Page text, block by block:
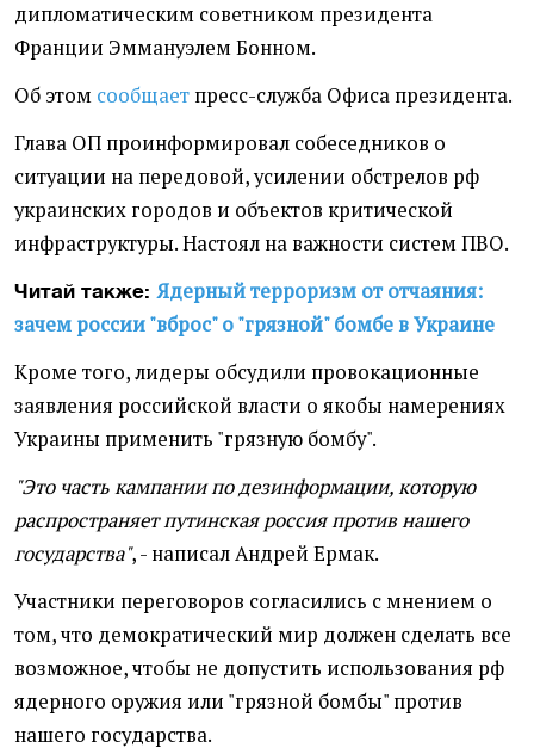
дипломатическим советником президента
Франции Эммануэлем Бонном.
Об этом сообщает пресс-служба Офиса президента.
Глава ОП проинформировал собеседников о
ситуации на передовой, усилении обстрелов рф
украинских городов и объектов критической
инфраструктуры. Настоял на важности систем ПВО.
Читай также: Ядерный терроризм от отчаяния:
зачем россии "вброс" о "грязной" бомбе в Украине
Кроме того, лидеры обсудили провокационные
заявления российской власти о якобы намерениях
Украины применить "грязную бомбу".
"Это часть кампании по дезинформации, которую
распространяет путинская россия против нашего
государства", - написал Андрей Ермак.
Участники переговоров согласились с мнением о
том, что демократический мир должен сделать все
возможное, чтобы не допустить использования рф
ядерного оружия или "грязной бомбы" против
нашего государства.